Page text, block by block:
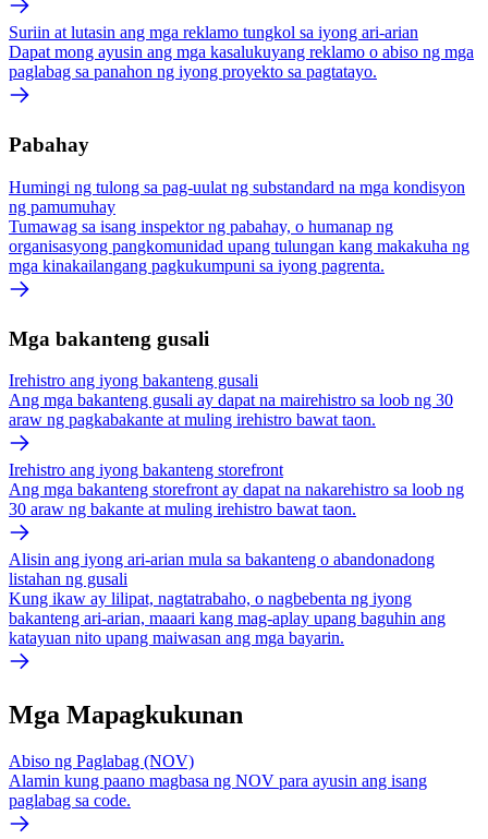
Suriin at lutasin ang mga reklamo tungkol sa iyong ari-arian
Dapat mong ayusin ang mga kasalukuyang reklamo o abiso ng mga
paglabag sa panahon ng iyong proyekto sa pagtatayo.
Pabahay
Humingi ng tulong sa pag-uulat ng substandard na mga kondisyon
ng pamumuhay
Tumawag sa isang inspektor ng pabahay, o humanap ng
organisasyong pangkomunidad upang tulungan kang makakuha ng
mga kinakailangang pagkukumpuni sa iyong pagrenta.
Mga bakanteng gusali
Irehistro ang iyong bakanteng gusali
Ang mga bakanteng gusali ay dapat na mairehistro sa loob ng 30
araw ng pagkabakante at muling irehistro bawat taon.
Irehistro ang iyong bakanteng storefront
Ang mga bakanteng storefront ay dapat na nakarehistro sa loob ng
30 araw ng bakante at muling irehistro bawat taon.
Alisin ang iyong ari-arian mula sa bakanteng o abandonadong
listahan ng gusali
Kung ikaw ay lilipat, nagtatrabaho, o nagbebenta ng iyong
bakanteng ari-arian, maaari kang mag-aplay upang baguhin ang
katayuan nito upang maiwasan ang mga bayarin.
Mga Mapagkukunan
Abiso ng Paglabag (NOV)
Alamin kung paano magbasa ng NOV para ayusin ang isang
paglabag sa code.